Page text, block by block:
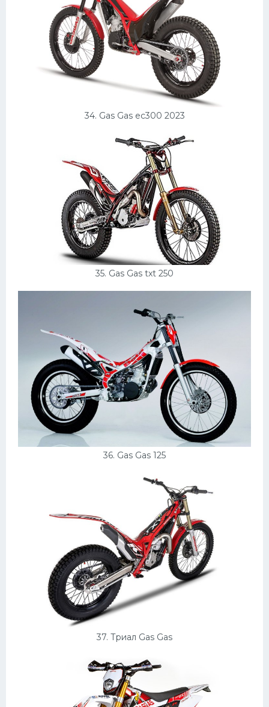
34. Gas Gas ec300 2023
35. Gas Gas txt 250
36. Gas Gas 125
37. Триал Gas Gas